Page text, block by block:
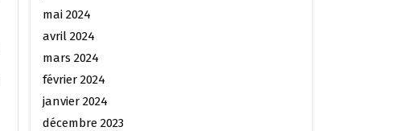
mai 2024
avril 2024
mars 2024
février 2024
janvier 2024
décembre 2023